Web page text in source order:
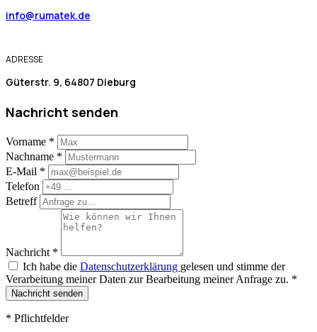
info@rumatek.de
ADRESSE
Güterstr. 9, 64807 Dieburg
Nachricht senden
Vorname *
Nachname *
E-Mail *
Telefon
Betreff
Nachricht *
Ich habe die Datenschutzerklärung gelesen und stimme der
Verarbeitung meiner Daten zur Bearbeitung meiner Anfrage zu. *
Nachricht senden
* Pflichtfelder